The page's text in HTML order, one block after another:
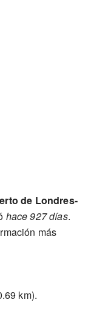
de Londres-
hace 927 días.
más
km).